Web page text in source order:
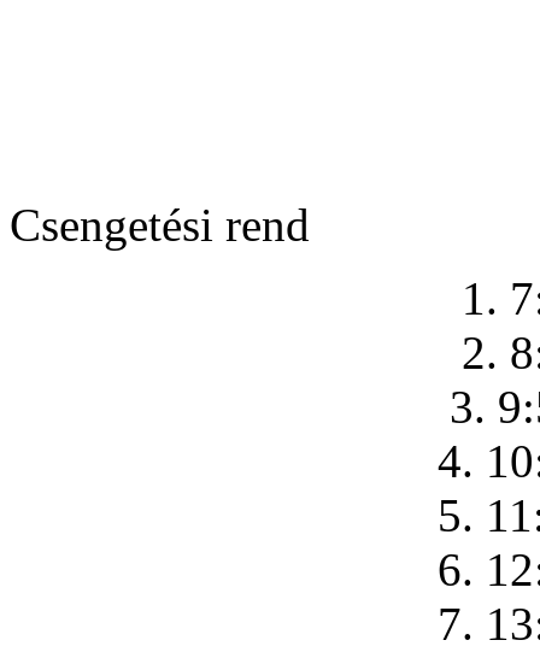
Csengetési rend
1.
2.
3.
4.
5.
6.
7.